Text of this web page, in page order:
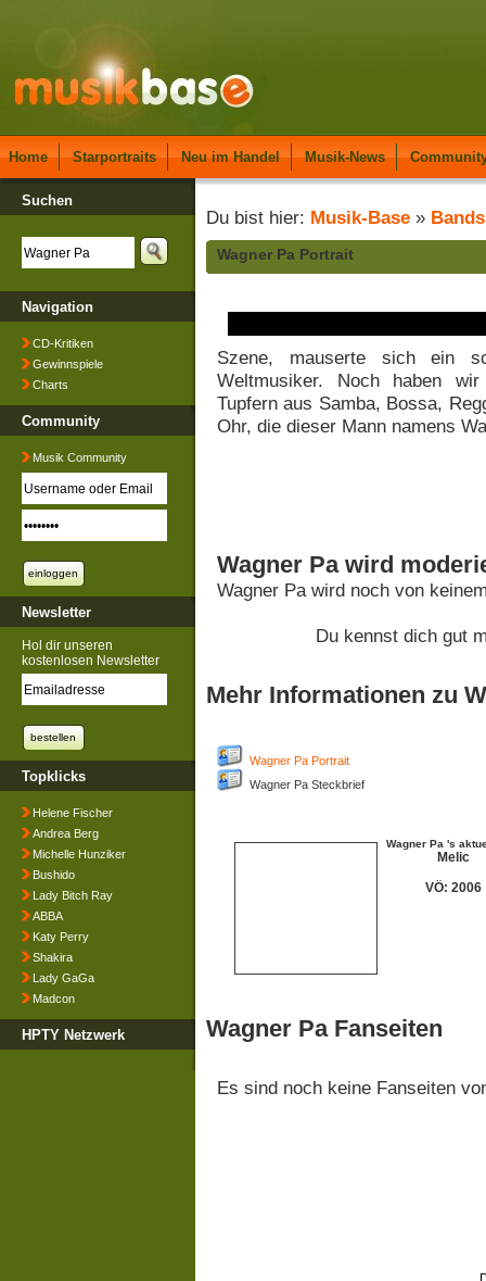
Home Starportraits Neu im Handel Musik-News
Suchen
Navigation
CD-Kritiken
Gewinnspiele
Charts
Community
Musik Community
Newsletter
Hol dir unseren
kostenlosen Newsletter
Topklicks
Helene Fischer
Andrea Berg
Michelle Hunziker
Bushido
Lady Bitch Ray
ABBA
Katy Perry
Shakira
Lady GaGa
Madcon
HPTY Netzwerk
Du bist hier: Musik-Base » Bands
Wagner Pa Portrait
Szene, mauserte sich ein
Weltmusiker. Noch haben
Tupfern aus Samba, Bossa,
Ohr, die dieser Mann namens
Wagner Pa wird
Wagner Pa wird noch von
Du kennst dich gut
Mehr Informationen zu
Wagner Pa Portrait
Wagner Pa Steckbrief
Wagner Pa 's
Melic
VÖ: 2006
Wagner Pa Fanseiten
Es sind noch keine Fanseiten